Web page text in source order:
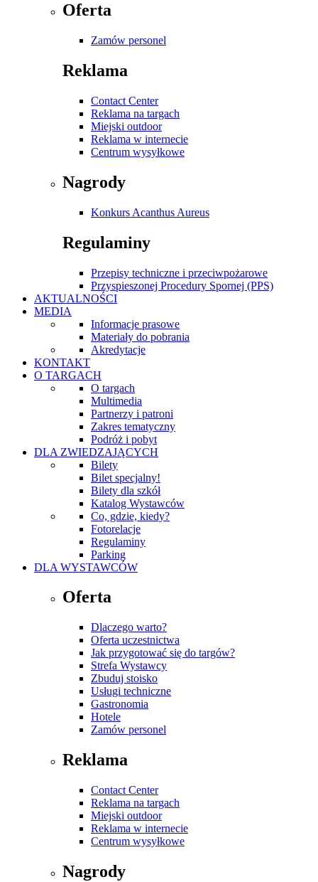
Oferta
Zamów personel
Reklama
Contact Center
Reklama na targach
Miejski outdoor
Reklama w internecie
Centrum wysyłkowe
Nagrody
Konkurs Acanthus Aureus
Regulaminy
Przepisy techniczne i przeciwpożarowe
Przyspieszonej Procedury Spornej (PPS)
AKTUALNOŚCI
MEDIA
Informacje prasowe
Materiały do pobrania
Akredytacje
KONTAKT
O TARGACH
O targach
Multimedia
Partnerzy i patroni
Zakres tematyczny
Podróż i pobyt
DLA ZWIEDZAJĄCYCH
Bilety
Bilet specjalny!
Bilety dla szkół
Katalog Wystawców
Co, gdzie, kiedy?
Fotorelacje
Regulaminy
Parking
DLA WYSTAWCÓW
Oferta
Dlaczego warto?
Oferta uczestnictwa
Jak przygotować się do targów?
Strefa Wystawcy
Zbuduj stoisko
Usługi techniczne
Gastronomia
Hotele
Zamów personel
Reklama
Contact Center
Reklama na targach
Miejski outdoor
Reklama w internecie
Centrum wysyłkowe
Nagrody